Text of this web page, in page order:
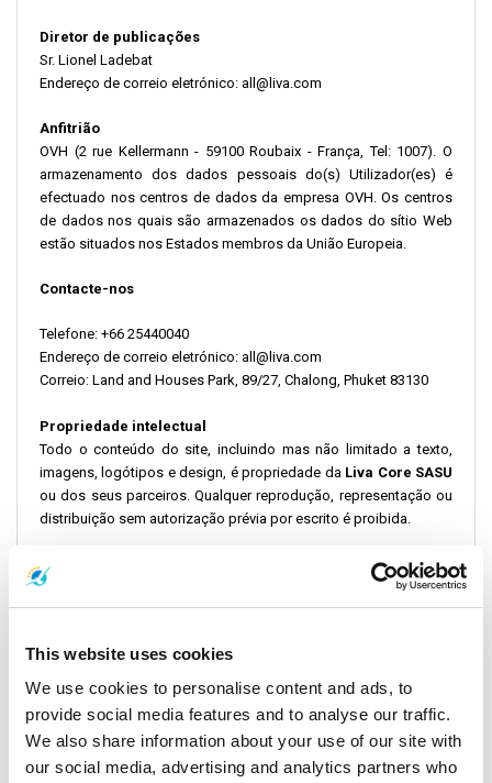
This website uses cookies
We use cookies to personalise content and ads, to
provide social media features and to analyse our traffic.
We also share information about your use of our site with
our social media, advertising and analytics partners who
Diretor de publicações
Sr. Lionel Ladebat
Endereço de correio eletrónico: all@liva.com
Anfitrião
OVH (2 rue Kellermann - 59100 Roubaix - França, Tel: 1007). O
armazenamento dos dados pessoais do(s) Utilizador(es) é
efectuado nos centros de dados da empresa OVH. Os centros
de dados nos quais são armazenados os dados do sítio Web
estão situados nos Estados membros da União Europeia.
Contacte-nos
Telefone: +66 25440040
Endereço de correio eletrónico: all@liva.com
Correio: Land and Houses Park, 89/27, Chalong, Phuket 83130
Propriedade intelectual
Todo o conteúdo do site, incluindo mas não limitado a texto,
imagens, logótipos e design, é propriedade da Liva Core SASU
ou dos seus parceiros. Qualquer reprodução, representação ou
distribuição sem autorização prévia por escrito é proibida.
Confidencialidade e Proteção de Dados
O processamento de dados pessoais é regido pela nossa
Política de Privacidadede acordo com os regulamentos
Dados (GDPR). Para questões ou para exercer os seus direitos
(acesso, retificação, eliminação), contacte o nosso
Responsável pela Proteção de Dados (RPD)
endereço DPO@liva.com.
Política de cookies